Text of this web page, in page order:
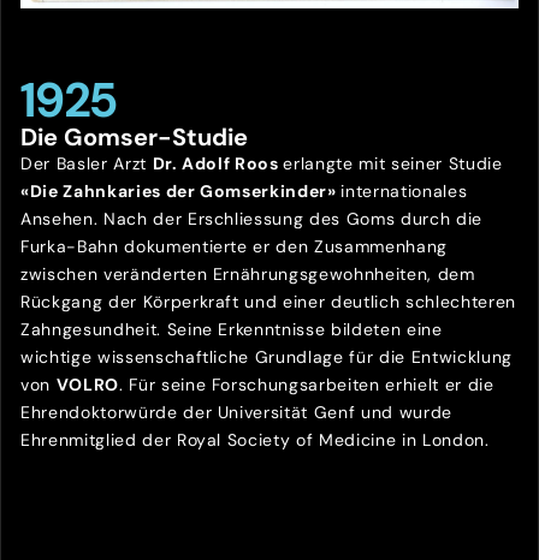
1925
Die Gomser-Studie
Der Basler Arzt Dr. Adolf Rooserlangte mit seiner Studie
«Die Zahnkaries der Gomserkinder» internationales
Ansehen. Nach der Erschliessung des Goms durch die
Furka-Bahn dokumentierte er den Zusammenhang
zwischen veränderten Ernährungsgewohnheiten, dem
Rückgang der Körperkraft und einer deutlich schlechteren
Zahngesundheit. Seine Erkenntnisse bildeten eine
wichtige wissenschaftliche Grundlage für die Entwicklung
von VOLRO. Für seine Forschungsarbeiten erhielt er die
Ehrendoktorwürde der Universität Genf und wurde
Ehrenmitglied der Royal Society of Medicine in London.